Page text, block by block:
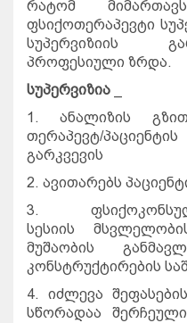
რატომ მიმართავს
ფსიქოთერაპევტი
სუპერვიზიის
პროფესიული ზრდა.
სუპერვიზია
1.
ანალიზის გზით
თერაპევტ/პაციენტის
გარკვევის
2. ავითარებს
3.
სესიის
მუშაობის
კონსტრუქტირების
4.
იძლევა შეფასების
სწორადაა
შერჩეული